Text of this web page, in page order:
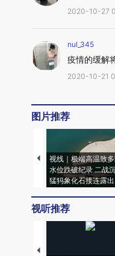
2020-10-27
nul_345
疫情的缓解
2020-10-21
图片推荐
视线｜极端高温致
水位跌破纪录 二战
猛犸象化石接连露出
视听推荐